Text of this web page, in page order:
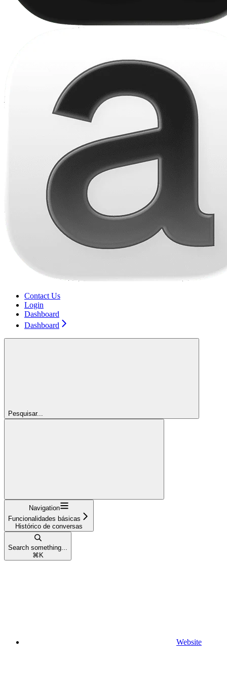
Contact Us
Login
Dashboard
Dashboard
Pesquisar...
Navigation
Funcionalidades básicas
Histórico de conversas
Search something...
⌘ K
Website